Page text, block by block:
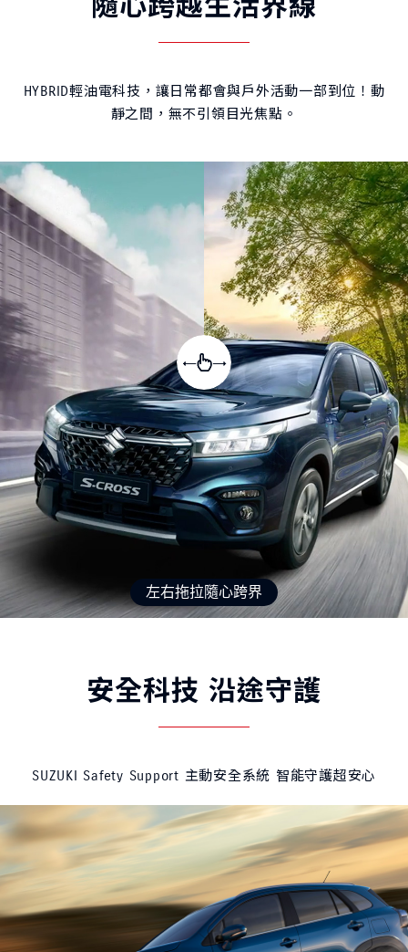
HYBRID輕油電科技，讓日常都會與戶外活動一部到位！動
靜之間，無不引領目光焦點。
安全科技 沿途守護
SUZUKI Safety Support 主動安全系統 智能守護超安心